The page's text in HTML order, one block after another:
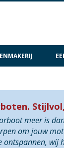
meer is
om jouw
wij